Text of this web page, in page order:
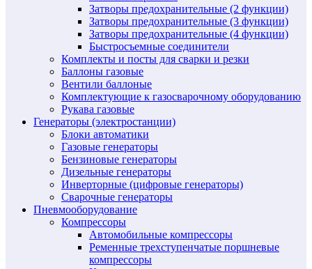
Затворы предохранительные (2 функции)
Затворы предохранительные (3 функции)
Затворы предохранительные (4 функции)
Быстросъемные соединители
Комплекты и посты для сварки и резки
Баллоны газовые
Вентили баллоные
Комплектующие к газосварочному оборудованию
Рукава газовые
Генераторы (электростанции)
Блоки автоматики
Газовые генераторы
Бензиновые генераторы
Дизельные генераторы
Инверторные (цифровые генераторы)
Сварочные генераторы
Пневмооборудование
Компрессоры
Автомобильные компрессоры
Ременные трехступенчатые поршневые
компрессоры